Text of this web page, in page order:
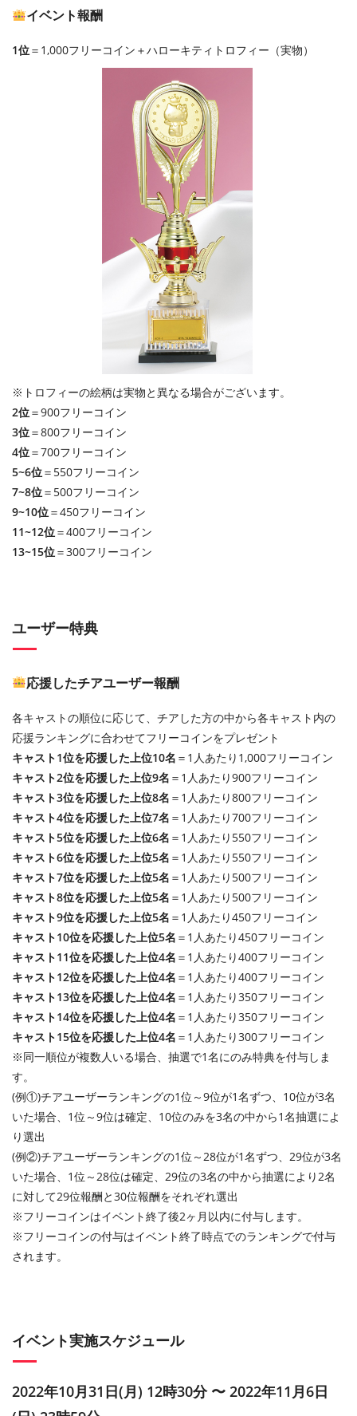
イベント報酬
1位＝1,000フリーコイン＋ハローキティトロフィー（実物）
※トロフィーの絵柄は実物と異なる場合がございます。
2位＝900フリーコイン
3位＝800フリーコイン
4位＝700フリーコイン
5~6位＝550フリーコイン
7~8位＝500フリーコイン
9~10位＝450フリーコイン
11~12位＝400フリーコイン
13~15位＝300フリーコイン
ユーザー特典
応援したチアユーザー報酬
各キャストの順位に応じて、チアした方の中から各キャスト内の
応援ランキングに合わせてフリーコインをプレゼント
キャスト1位を応援した上位10名 ＝1人あたり1,000フリーコイン
キャスト2位を応援した上位9名 ＝1人あたり900フリーコイン
キャスト3位を応援した上位8名 ＝1人あたり800フリーコイン
キャスト4位を応援した上位7名 ＝1人あたり700フリーコイン
キャスト5位を応援した上位6名 ＝1人あたり550フリーコイン
キャスト6位を応援した上位5名 ＝1人あたり550フリーコイン
キャスト7位を応援した上位5名 ＝1人あたり500フリーコイン
キャスト8位を応援した上位5名 ＝1人あたり500フリーコイン
キャスト9位を応援した上位5名 ＝1人あたり450フリーコイン
キャスト10位を応援した上位5名 ＝1人あたり450フリーコイン
キャスト11位を応援した上位4名 ＝1人あたり400フリーコイン
キャスト12位を応援した上位4名 ＝1人あたり400フリーコイン
キャスト13位を応援した上位4名 ＝1人あたり350フリーコイン
キャスト14位を応援した上位4名 ＝1人あたり350フリーコイン
キャスト15位を応援した上位4名 ＝1人あたり300フリーコイン
※同一順位が複数人いる場合、抽選で1名にのみ特典を付与しま
す。
(例①)チアユーザーランキングの1位～9位が1名ずつ、10位が3名
いた場合、1位～9位は確定、10位のみを3名の中から1名抽選によ
り選出
(例②)チアユーザーランキングの1位～28位が1名ずつ、29位が3名
いた場合、1位～28位は確定、29位の3名の中から抽選により2名
に対して29位報酬と30位報酬をそれぞれ選出
※フリーコインはイベント終了後2ヶ月以内に付与します。
※フリーコインの付与はイベント終了時点でのランキングで付与
されます。
イベント実施スケジュール
2022年10月31日(月) 12時30分 〜 2022年11月6日